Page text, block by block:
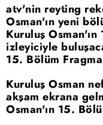
atv'nin reyting
Osman'ın yeni
Kuruluş
izleyiciyle
15. Bölüm
Kuruluş Osman
akşam ekrana
Osman'ın 15.